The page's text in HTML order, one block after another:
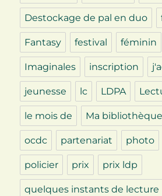
Destockage de pal en duo
Fantasy festival féminin
Imaginales inscription
jeunesse lc LDPA
le mois de Ma bibliothèque
ocdc partenariat photo
policier prix prix ldp
quelques instants de lecture